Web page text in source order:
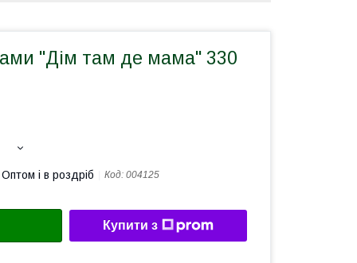
"Дім там де мама" 330
Оптом і в роздріб Код: 004125
Купити з